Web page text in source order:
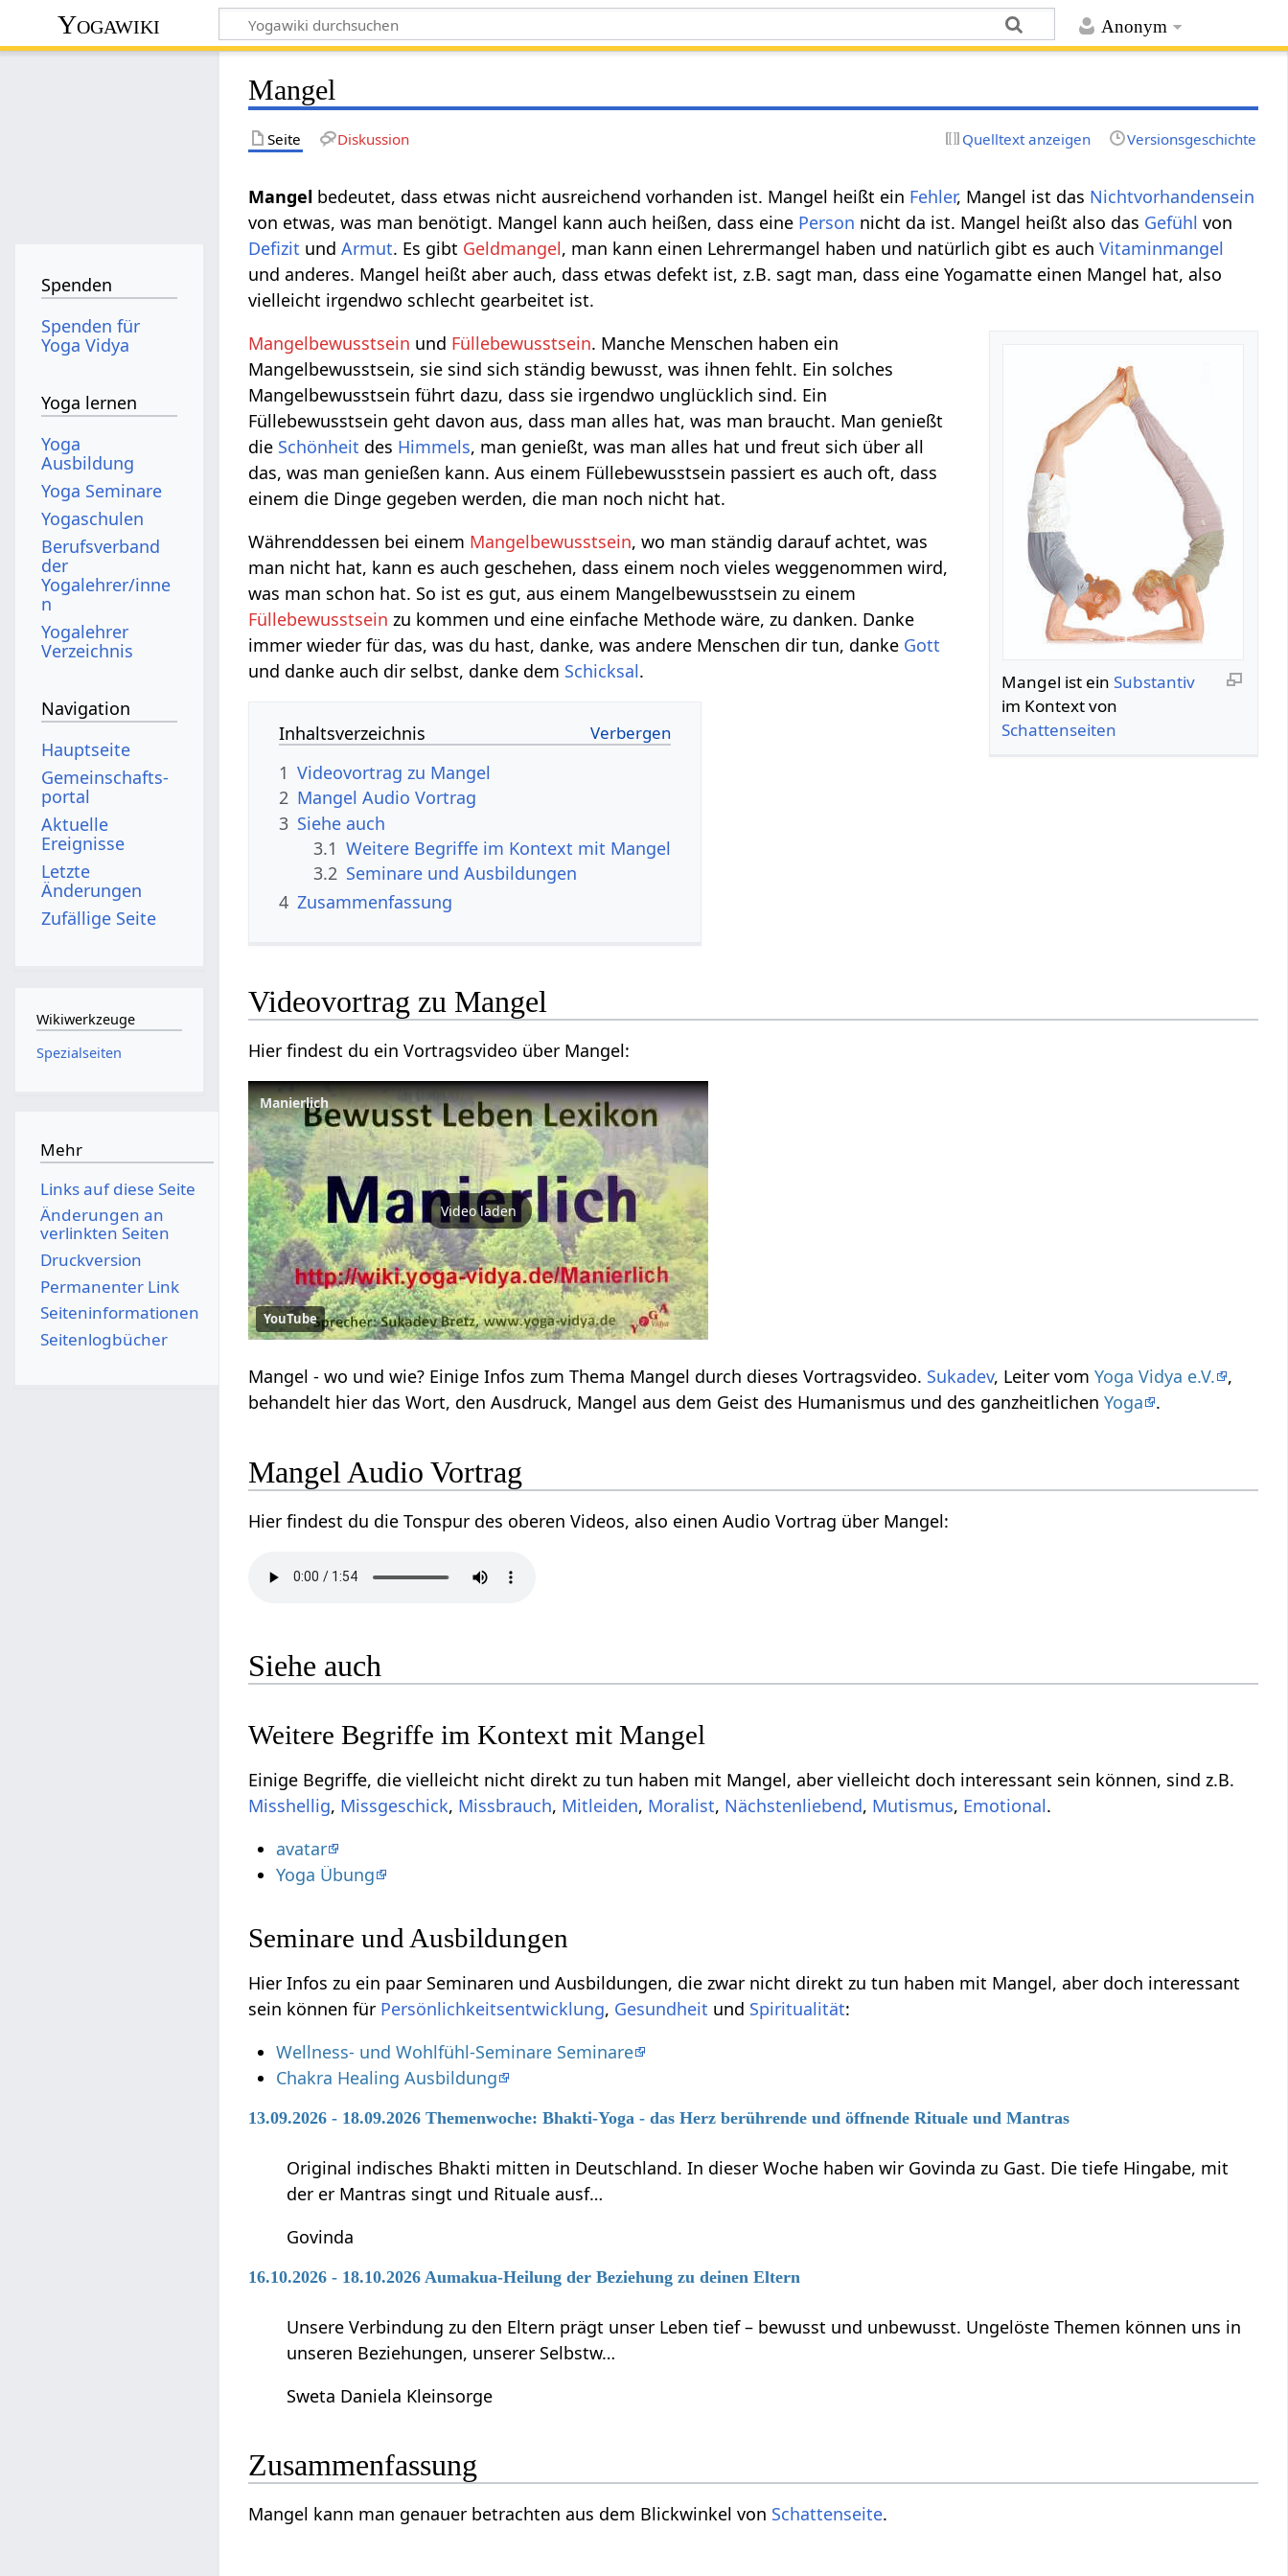
Anonym
Yogawiki
Mangel
Seite Diskussion Quelltext anzeigen Versionsgeschichte
bedeutet, dass etwas nicht ausreichend vorhanden ist. Mangel heißt ein Fehler, Mangel ist das Nichtvorhandensein
von etwas, was man benötigt. Mangel kann auch heißen, dass eine Person nicht da ist. Mangel heißt also das Gefühl von
Defizit undArmut. Es gibt Geldmangel, man kann einen Lehrermangel haben und natürlich gibt es auchVitaminmangel
und anderes. Mangel heißt aber auch, dass etwas defekt ist, z.B. sagt man, dass eine Yogamatte einen Mangel hat, also
vielleicht irgendwo schlecht gearbeitet ist.
Mangel‏‎ ist ein Substantiv
im Kontext von
Schattenseiten
Mangelbewusstsein und Füllebewusstsein. Manche Menschen haben ein
Mangelbewusstsein, sie sind sich ständig bewusst, was ihnen fehlt. Ein solches
Mangelbewusstsein führt dazu, dass sie irgendwo unglücklich sind. Ein
Füllebewusstsein geht davon aus, dass man alles hat, was man braucht. Man genießt
die Schönheit des Himmels, man genießt, was man alles hat und freut sich über all
das, was man genießen kann. Aus einem Füllebewusstsein passiert es auch oft, dass
einem die Dinge gegeben werden, die man noch nicht hat.
Währenddessen bei einem Mangelbewusstsein, wo man ständig darauf achtet, was
man nicht hat, kann es auch geschehen, dass einem noch vieles weggenommen wird,
was man schon hat. So ist es gut, aus einem Mangelbewusstsein zu einem
Füllebewusstsein zu kommen und eine einfache Methode wäre, zu danken. Danke
immer wieder für das, was du hast, danke, was andere Menschen dir tun, danke Gott
und danke auch dir selbst, danke dem Schicksal.
Inhaltsverzeichnis
1
2
Mangel‏‎ Audio Vortrag
3 Siehe auch
3.1
3.2 Seminare und Ausbildungen
4 Zusammenfassung
Hier findest du ein Vortragsvideo über Mangel‏‎:
Manierlich
Video laden
YouTube
Mangel‏‎ - wo und wie? Einige Infos zum Thema Mangel‏‎ durch dieses Vortragsvideo. Sukadev, Leiter vomYoga Vidya e.V.
,
behandelt hier das Wort, den Ausdruck, Mangel‏‎ aus dem Geist des Humanismus und des ganzheitlichenYoga .
Mangel‏‎ Audio Vortrag
Hier findest du die Tonspur des oberen Videos, also einen Audio Vortrag über Mangel‏‎:
Siehe auch
Einige Begriffe, die vielleicht nicht direkt zu tun haben mit Mangel‏‎, aber vielleicht doch interessant sein können, sind z.B.
, , , , , , , Emotional.
avatar
Yoga Übung
Seminare und Ausbildungen
Hier Infos zu ein paar Seminaren und Ausbildungen, die zwar nicht direkt zu tun haben mit Mangel‏‎, aber doch interessant
sein können für Persönlichkeitsentwicklung, Gesundheit und Spiritualität:
Wellness- und Wohlfühl-Seminare Seminare
Chakra Healing Ausbildung
13.09.2026 - 18.09.2026 Themenwoche: Bhakti-Yoga - das Herz berührende und öffnende Rituale und Mantras
Original indisches Bhakti mitten in Deutschland. In dieser Woche haben wir Govinda zu Gast. Die tiefe Hingabe, mit
der er Mantras singt und Rituale ausf…
Govinda
16.10.2026 - 18.10.2026 Aumakua-Heilung der Beziehung zu deinen Eltern
Unsere Verbindung zu den Eltern prägt unser Leben tief – bewusst und unbewusst. Ungelöste Themen können uns in
unseren Beziehungen, unserer Selbstw…
Sweta Daniela Kleinsorge
Zusammenfassung
Mangel‏‎ kann man genauer betrachten aus dem Blickwinkel von Schattenseite.
Spenden
Spenden für
Yoga Vidya
Yoga lernen
Yoga
Ausbildung
Yoga Seminare
Yogaschulen
Berufsverband
der
Yogalehrer/inne
n
Yogalehrer
Verzeichnis
Navigation
Hauptseite
Gemeinschafts­
portal
Aktuelle
Ereignisse
Letzte
Änderungen
Zufällige Seite
Wikiwerkzeuge
Spezialseiten
Mehr
Links auf diese Seite
Änderungen an
verlinkten Seiten
Druckversion
Permanenter Link
Seiten­­informationen
Seitenlogbücher